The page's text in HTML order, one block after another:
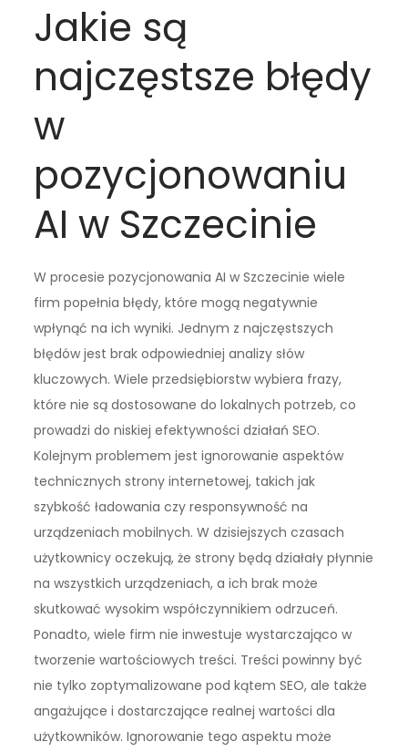
Jakie są
najczęstsze błędy
w
pozycjonowaniu
AI w Szczecinie
W procesie pozycjonowania AI w Szczecinie wiele
firm popełnia błędy, które mogą negatywnie
wpłynąć na ich wyniki. Jednym z najczęstszych
błędów jest brak odpowiedniej analizy słów
kluczowych. Wiele przedsiębiorstw wybiera frazy,
które nie są dostosowane do lokalnych potrzeb, co
prowadzi do niskiej efektywności działań SEO.
Kolejnym problemem jest ignorowanie aspektów
technicznych strony internetowej, takich jak
szybkość ładowania czy responsywność na
urządzeniach mobilnych. W dzisiejszych czasach
użytkownicy oczekują, że strony będą działały płynnie
na wszystkich urządzeniach, a ich brak może
skutkować wysokim współczynnikiem odrzuceń.
Ponadto, wiele firm nie inwestuje wystarczająco w
tworzenie wartościowych treści. Treści powinny być
nie tylko zoptymalizowane pod kątem SEO, ale także
angażujące i dostarczające realnej wartości dla
użytkowników. Ignorowanie tego aspektu może